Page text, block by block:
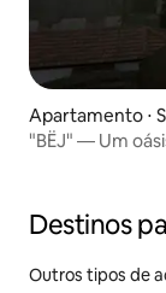
Apartamento ⋅
"BËJ" — Um
Destinos
Outros tipos de